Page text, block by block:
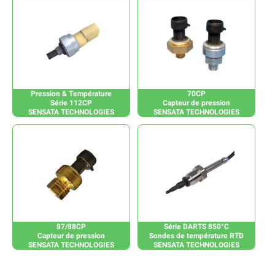
Pression & Température
Série 112CP
SENSATA TECHNOLOGIES
70CP
Capteur de pression
SENSATA TECHNOLOGIES
87/88CP
Capteur de pression
SENSATA TECHNOLOGIES
Série DARTS 850°C
Sondes de température RTD
SENSATA TECHNOLOGIES